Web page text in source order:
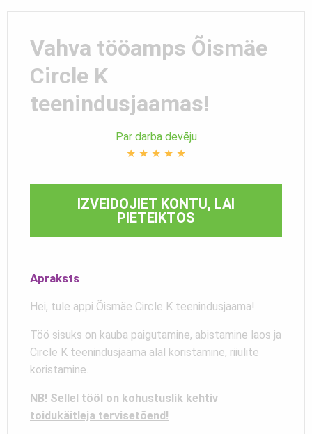
Vahva tööamps Õismäe
Circle K
teenindusjaamas!
Par darba devēju
★ ★ ★ ★ ★
IZVEIDOJIET KONTU, LAI
PIETEIKTOS
Apraksts
Hei, tule appi Õismäe Circle K teenindusjaama!
Töö sisuks on kauba paigutamine, abistamine laos ja
Circle K teenindusjaama alal koristamine, riiulite
koristamine.
NB! Sellel tööl on kohustuslik kehtiv
toidukäitleja tervisetõend!